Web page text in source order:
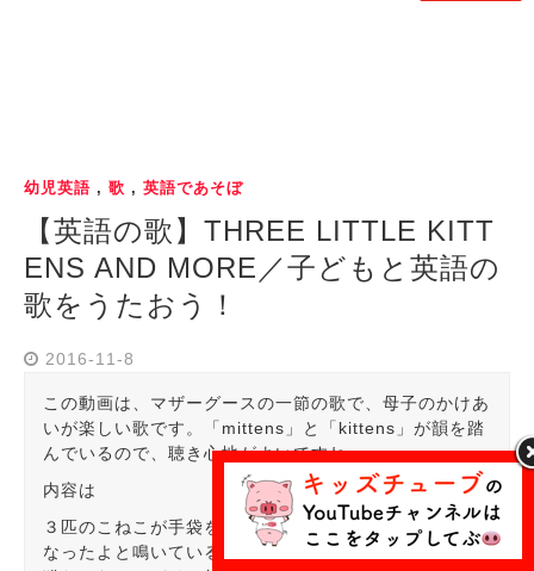
幼児英語 , 歌 , 英語であそぼ
【英語の歌】THREE LITTLE KITT
ENS AND MORE／子どもと英語の
歌をうたおう！
2016-11-8
この動画は、マザーグースの一節の歌で、母子のかけあ
いが楽しい歌です。「mittens」と「kittens」が韻を踏
んでいるので、聴き心地がよいですね。
内容は
３匹のこねこが手袋をなくしてしまいます。ママーなく
なったよと鳴いていると、母親は「なんていたずらな子